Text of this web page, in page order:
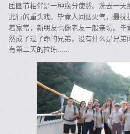
团圆节相伴是一种缘分使然。洗去一
此行的重头戏。毕竟人间烟火气，最
着家常，新朋友也像老友一般亲切。毕
然成了过了命的兄弟，没有什么是兄弟
有第二天的拉练......